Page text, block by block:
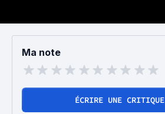
Ma note
ÉCRIRE UNE CRITIQUE